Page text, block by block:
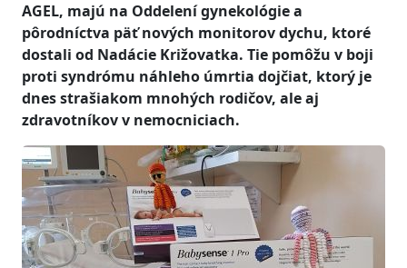
AGEL, majú na Oddelení gynekológie a
pôrodníctva päť nových monitorov dychu, ktoré
dostali od Nadácie Križovatka. Tie pomôžu v boji
proti syndrómu náhleho úmrtia dojčiat, ktorý je
dnes strašiakom mnohých rodičov, ale aj
zdravotníkov v nemocniciach.